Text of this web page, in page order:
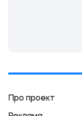
Про проект